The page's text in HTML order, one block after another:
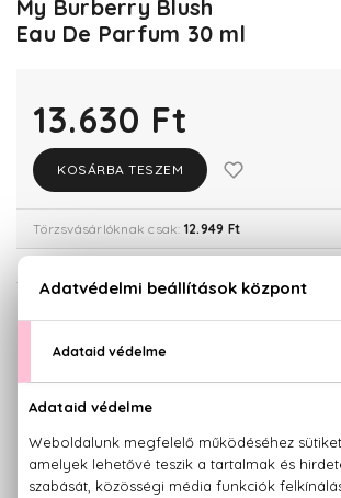
My Burberry Blush
Eau De Parfum 30 ml
13.630 Ft
KOSÁRBA TESZEM
Törzsvásárlóknak csak: 12.949 Ft
KISZERELÉS KIVÁLASZTÁSA
30 ml
13.630 Ft
29.640 Ft